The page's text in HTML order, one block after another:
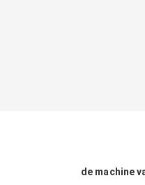
de machine